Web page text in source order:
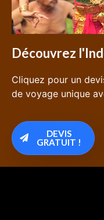
Découvrez
Cliquez pour un
de voyage unique
DEVIS
GRATUIT !